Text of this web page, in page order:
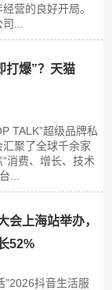
营的良好开局。
...
打爆”？天猫
TALK”超级品牌私
聚了全球千余家
消费、增长、技术
...
会上海站举办，
52%
”2026抖音生活服